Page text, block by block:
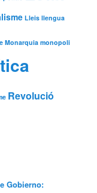
Lleis llengua
Monarquia monopoli
Revolució
Gobierno: